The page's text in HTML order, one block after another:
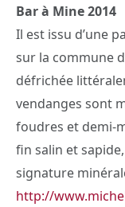
Bar à Mine 2014
Il est issu d’une
sur la commune
défrichée
vendanges sont
foudres et demi-
fin salin et
signature
http://